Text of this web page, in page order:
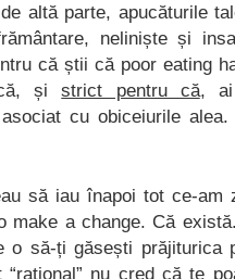
altă parte, apucăturile
neliniște și
că știi că poor eating
că, șistrict pentru că, ai
cu obiceiurile
să iau înapoi tot ce-am
make a change. Că
o să-ți găsești prăjiturica
“rațional” nu cred că te